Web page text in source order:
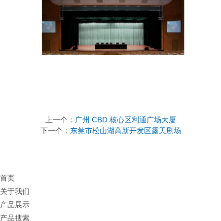
上一个： 广州 CBD 核心区利通广场大厦
下一个： 东莞市松山湖高新开发区露天剧场
首页
关于我们
产品展示
产品搜索